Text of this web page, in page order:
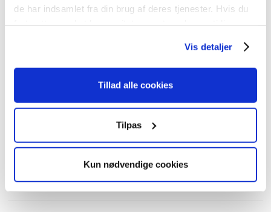
de har indsamlet fra din brug af deres tjenester. Hvis du
Vis detaljer
Tillad alle cookies
Tilpas
Kun nødvendige cookies
Navigation